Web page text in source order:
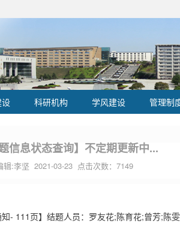
科研机构 学风建设 管理制
信息状态查询】不定期更新中...
:李坚 2021-03-23 点击次数： 7149
- 111页】结题人员：罗友花;陈育花;曾芳;